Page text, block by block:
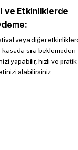
ve Etkinliklerde
veya diğer
sıra beklemeden
yapabilir, hızlı ve pratik
alabilirsiniz.